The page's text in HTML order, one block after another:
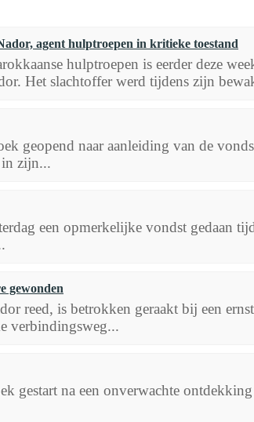
agent hulptroepen in kritieke toestand
hulptroepen is eerder deze
Het slachtoffer werd tijdens zijn
geopend naar aanleiding van de
in zijn...
een opmerkelijke vondst gedaan
gewonden
reed, is betrokken geraakt bij een
verbindingsweg...
gestart na een onverwachte